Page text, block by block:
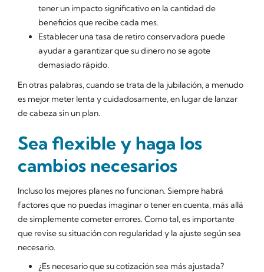
tener un impacto significativo en la cantidad de
beneficios que recibe cada mes.
Establecer una tasa de retiro conservadora puede
ayudar a garantizar que su dinero no se agote
demasiado rápido.
En otras palabras, cuando se trata de la jubilación, a menudo
es mejor meter lenta y cuidadosamente, en lugar de lanzar
de cabeza sin un plan.
Sea flexible y haga los
cambios necesarios
Incluso los mejores planes no funcionan. Siempre habrá
factores que no puedas imaginar o tener en cuenta, más allá
de simplemente cometer errores. Como tal, es importante
que revise su situación con regularidad y la ajuste según sea
necesario.
¿Es necesario que su cotización sea más ajustada?